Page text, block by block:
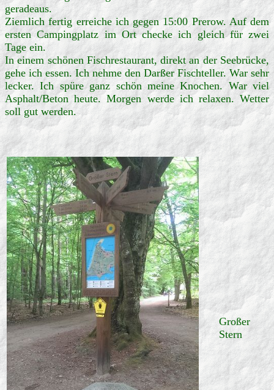
geradeaus.
Ziemlich fertig erreiche ich gegen 15:00 Prerow. Auf dem
ersten Campingplatz im Ort checke ich gleich für zwei
Tage ein.
In einem schönen Fischrestaurant, direkt an der Seebrücke,
gehe ich essen. Ich nehme den Darßer Fischteller. War sehr
lecker. Ich spüre ganz schön meine Knochen. War viel
Asphalt/Beton heute. Morgen werde ich relaxen. Wetter
soll gut werden.
Großer
Stern